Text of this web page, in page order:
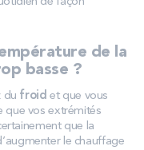
de la
basse ?
du froid et que vous
que vos extrémités
que la
le chauffage